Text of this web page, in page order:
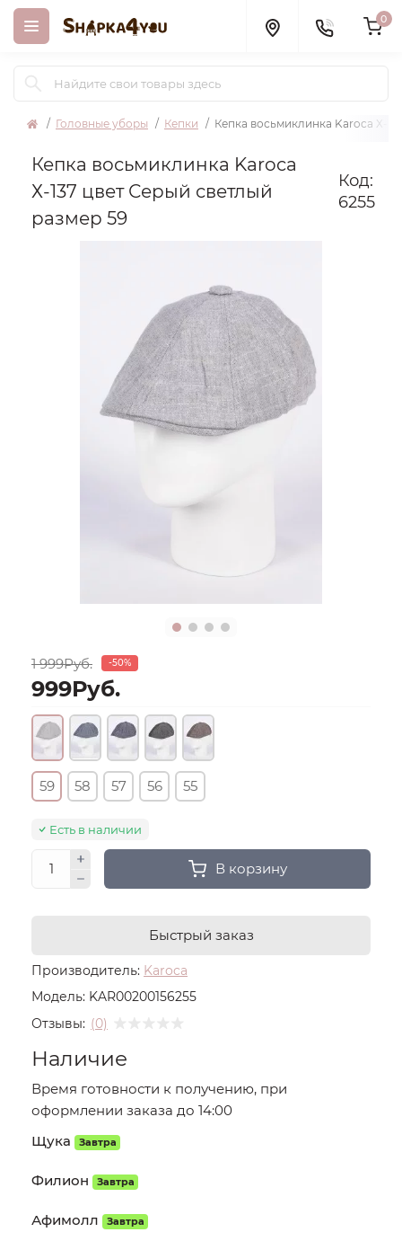
0
Головные уборы Кепки Кепка восьмиклинка Karoca Х-
Кепка восьмиклинка Karoca
Х-137 цвет Серый светлый
размер 59
Код:
6255
Производитель: Karoca
Модель: KAR00200156255
Отзывы: (0)
1 999Руб. -50%
999Руб.
59 58 57 56 55
Есть в наличии
В корзину
Быстрый заказ
Наличие
Время готовности к получению, при
оформлении заказа до 14:00
Щука
Завтра
Филион Завтра
Афимолл Завтра